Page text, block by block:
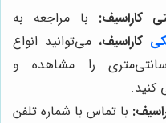
کاراسیف: با مراجعه به
کاراسیف، می‌توانید انواع
ترافیکی 105 سانتی‌متری را مشاهده و
کنید.
: با تماس با شماره تلفن